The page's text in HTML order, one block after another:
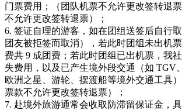
门票费用；（团队机票不允许更改签转退
不允许更改签转退票）；
6. 签证自理的游客，如在团组送签后自行
团友被拒签而取消），若此时团组未出机
费共 9 成团费；若此时团组已出机票，我
失费用，以及已产生境外段交通（如 TGV
欧洲之星、游轮、摆渡船等境外交通工具
票款不允许更改签转退票）；
7. 赴境外旅游通常会收取防滞留保证金，